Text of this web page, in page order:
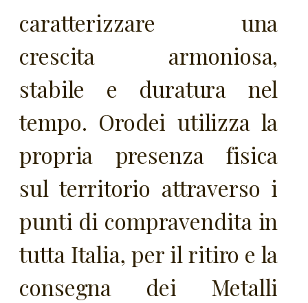
caratterizzare una
crescita armoniosa,
stabile e duratura nel
tempo. Orodei utilizza la
propria presenza fisica
sul territorio attraverso i
punti di compravendita in
tutta Italia, per il ritiro e la
consegna dei Metalli